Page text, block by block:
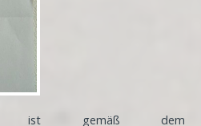
ist gemäß dem